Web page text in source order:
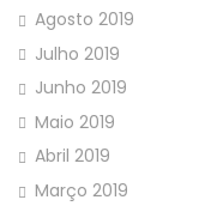
Agosto 2019
Julho 2019
Junho 2019
Maio 2019
Abril 2019
Março 2019